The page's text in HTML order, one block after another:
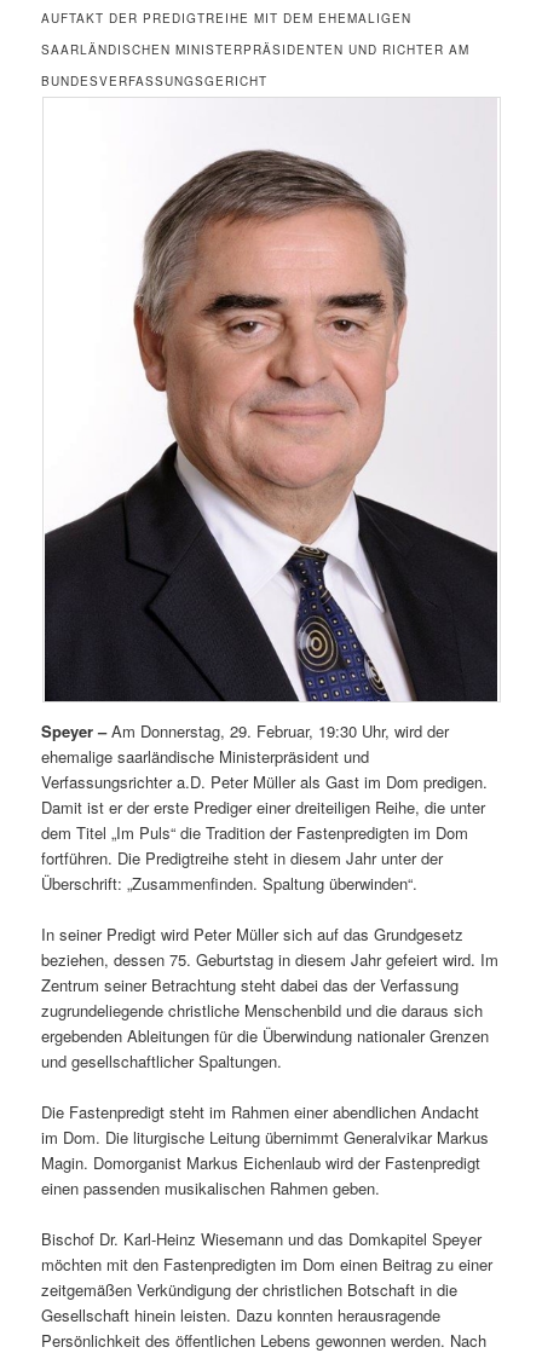
AUFTAKT DER PREDIGTREIHE MIT DEM EHEMALIGEN
SAARLÄNDISCHEN MINISTERPRÄSIDENTEN UND RICHTER AM
BUNDESVERFASSUNGSGERICHT
Speyer –Am Donnerstag, 29. Februar, 19:30 Uhr, wird der
ehemalige saarländische Ministerpräsident und
Verfassungsrichter a.D. Peter Müller als Gast im Dom predigen.
Damit ist er der erste Prediger einer dreiteiligen Reihe, die unter
dem Titel „Im Puls“ die Tradition der Fastenpredigten im Dom
fortführen. Die Predigtreihe steht in diesem Jahr unter der
Überschrift: „Zusammenfinden. Spaltung überwinden“.
In seiner Predigt wird Peter Müller sich auf das Grundgesetz
beziehen, dessen 75. Geburtstag in diesem Jahr gefeiert wird. Im
Zentrum seiner Betrachtung steht dabei das der Verfassung
zugrundeliegende christliche Menschenbild und die daraus sich
ergebenden Ableitungen für die Überwindung nationaler Grenzen
und gesellschaftlicher Spaltungen.
Die Fastenpredigt steht im Rahmen einer abendlichen Andacht
im Dom. Die liturgische Leitung übernimmt Generalvikar Markus
Magin. Domorganist Markus Eichenlaub wird der Fastenpredigt
einen passenden musikalischen Rahmen geben.
Bischof Dr. Karl-Heinz Wiesemann und das Domkapitel Speyer
möchten mit den Fastenpredigten im Dom einen Beitrag zu einer
zeitgemäßen Verkündigung der christlichen Botschaft in die
Gesellschaft hinein leisten. Dazu konnten herausragende
Persönlichkeit des öffentlichen Lebens gewonnen werden. Nach